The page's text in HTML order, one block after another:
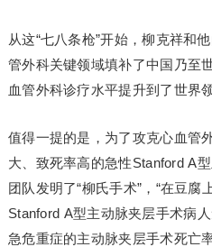
从这“七八条枪”开始，柳克祥和
管外科关键领域填补了中国乃至
血管外科诊疗水平提升到了世界
值得一提的是，为了攻克心血管
大、致死率高的急性Stanford A
团队发明了“柳氏手术”，“在豆腐
Stanford A型主动脉夹层手术病
急危重症的主动脉夹层手术死亡